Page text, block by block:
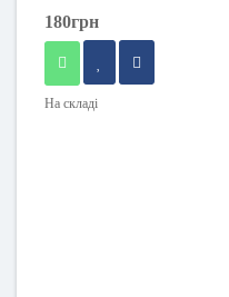
180грн
На складі